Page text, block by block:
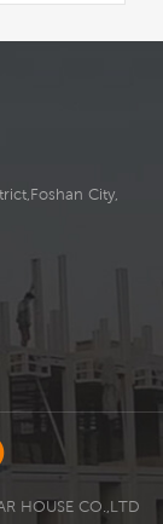
City,
HOUSE CO.,LTD